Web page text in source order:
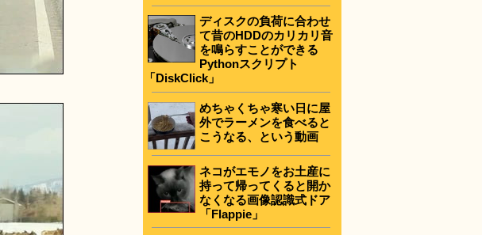
ディスクの負荷に合わせ
て昔のHDDのカリカリ音
を鳴らすことができる
Pythonスクリプト
「DiskClick」
めちゃくちゃ寒い日に屋
外でラーメンを食べると
こうなる、という動画
ネコがエモノをお土産に
持って帰ってくると開か
なくなる画像認識式ドア
「Flappie」